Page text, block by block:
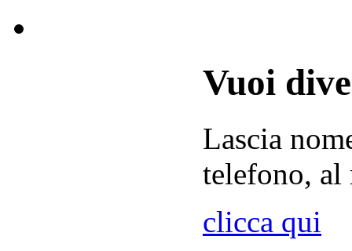
Vuoi
Lascia
telefono, al
clicca qui